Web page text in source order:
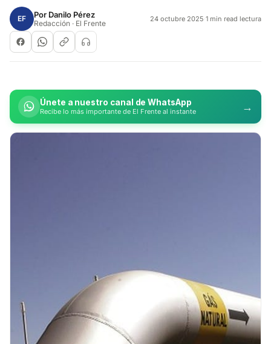
EF Por Danilo Pérez
Redacción · El Frente 24 octubre 2025·1 min read lectura
Únete a nuestro canal de WhatsApp
Recibe lo más importante de El Frente al instante →